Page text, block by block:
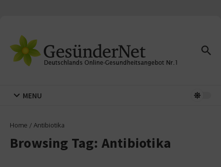
MENU
Home / Antibiotika
Browsing Tag: Antibiotika